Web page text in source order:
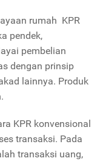
rumah KPR
pendek,
pembelian
dengan prinsip
lainnya. Produk
KPR konvensional
transaksi. Pada
transaksi uang,